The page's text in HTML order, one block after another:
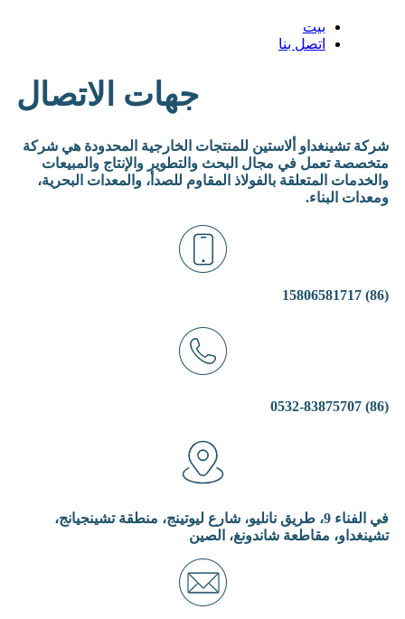
بيت
اتصل بنا
جهات الاتصال
شركة تشينغداو ألاستين للمنتجات الخارجية المحدودة هي شركة
متخصصة تعمل في مجال البحث والتطوير والإنتاج والمبيعات
والخدمات المتعلقة بالفولاذ المقاوم للصدأ، والمعدات البحرية،
ومعدات البناء.
(86) 15806581717
(86) 0532-83875707
في الفناء 9، طريق نانليو، شارع ليوتينج، منطقة تشينجيانج،
تشينغداو، مقاطعة شاندونغ، الصين